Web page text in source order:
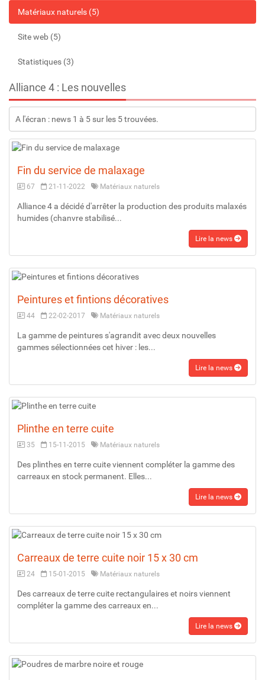
Matériaux naturels (5)
Site web (5)
Statistiques (3)
Alliance 4 : Les nouvelles
A l'écran : news 1 à 5 sur les 5 trouvées.
Fin du service de malaxage
67 21-11-2022 Matériaux naturels
Alliance 4 a décidé d'arrêter la production des produits malaxés
humides (chanvre stabilisé...
Lire la news
Peintures et fintions décoratives
44 22-02-2017 Matériaux naturels
La gamme de peintures s'agrandit avec deux nouvelles
gammes sélectionnées cet hiver : les...
Lire la news
Plinthe en terre cuite
35 15-11-2015 Matériaux naturels
Des plinthes en terre cuite viennent compléter la gamme des
carreaux en stock permanent. Elles...
Lire la news
Carreaux de terre cuite noir 15 x 30 cm
24 15-01-2015 Matériaux naturels
Des carreaux de terre cuite rectangulaires et noirs viennent
compléter la gamme des carreaux en...
Lire la news